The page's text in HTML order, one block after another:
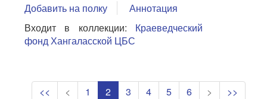
Добавить на полку
Аннотация
Входит в коллекции: Краеведческий
фонд Хангаласской ЦБС
<< < 1 2 3 4 5 6 > >>